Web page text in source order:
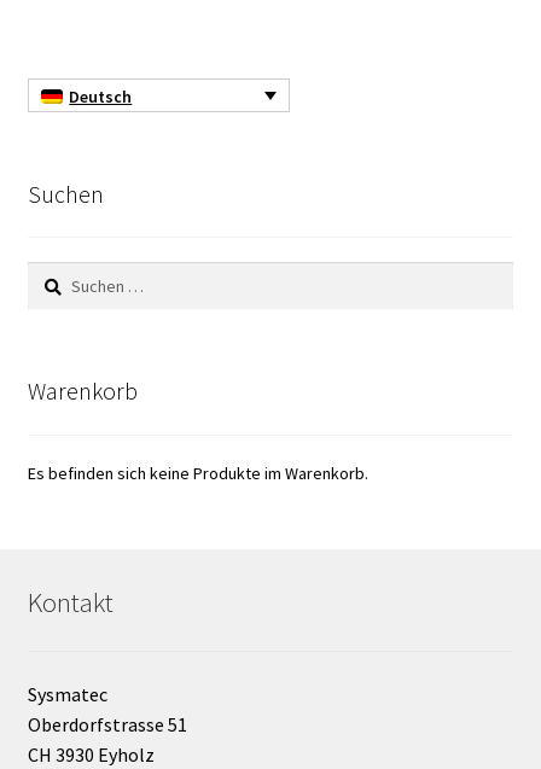
Kalibrierung und Eichung für Waage
Kulturmedium
Laborgeräte-Gebraucht
Deutsch
Suchen
Suchen
nach:
Warenkorb
Es befinden sich keine Produkte im Warenkorb.
Kontakt
Sysmatec
Oberdorfstrasse 51
CH 3930 Eyholz